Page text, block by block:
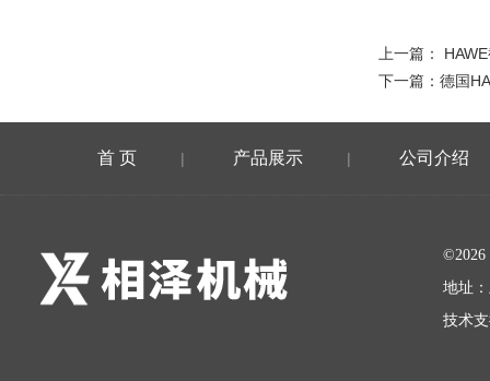
上一篇：
下一篇： 德国
首 页 | 产品展示 | 公司介绍
地址
技术